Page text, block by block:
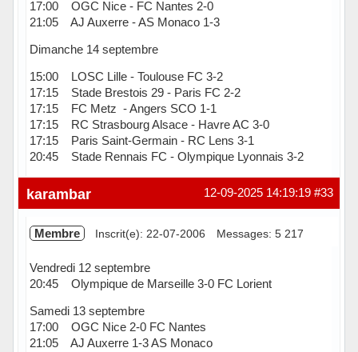
17:00 OGC Nice - FC Nantes 2-0
21:05 AJ Auxerre - AS Monaco 1-3
Dimanche 14 septembre
15:00 LOSC Lille - Toulouse FC 3-2
17:15 Stade Brestois 29 - Paris FC 2-2
17:15 FC Metz - Angers SCO 1-1
17:15 RC Strasbourg Alsace - Havre AC 3-0
17:15 Paris Saint-Germain - RC Lens 3-1
20:45 Stade Rennais FC - Olympique Lyonnais 3-2
Hors ligne #33
12-09-2025 14:19:19
karambar
Membre Inscrit(e): 22-07-2006 Messages: 5 217
Vendredi 12 septembre
20:45 Olympique de Marseille 3-0 FC Lorient
Samedi 13 septembre
17:00 OGC Nice 2-0 FC Nantes
21:05 AJ Auxerre 1-3 AS Monaco